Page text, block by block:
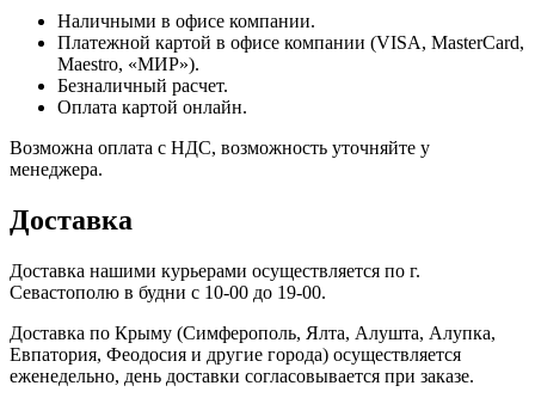
Наличными в офисе компании.
Платежной картой в офисе компании (VISA, MasterCard,
Maestro, «МИР»).
Безналичный расчет.
Оплата картой онлайн.
Возможна оплата с НДС, возможность уточняйте у
менеджера.
Доставка
Доставка нашими курьерами осуществляется по г.
Севастополю в будни с 10-00 до 19-00.
Доставка по Крыму (Симферополь, Ялта, Алушта, Алупка,
Евпатория, Феодосия и другие города) осуществляется
еженедельно, день доставки согласовывается при заказе.